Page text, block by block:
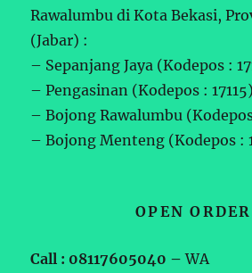
Rawalumbu di Kota Bekasi,
(Jabar) :
– Sepanjang Jaya (Kodepos :
– Pengasinan (Kodepos : 17115)
– Bojong Rawalumbu (Kodepos
– Bojong Menteng (Kodepos :
OPEN
Call : 08117605040 –WA